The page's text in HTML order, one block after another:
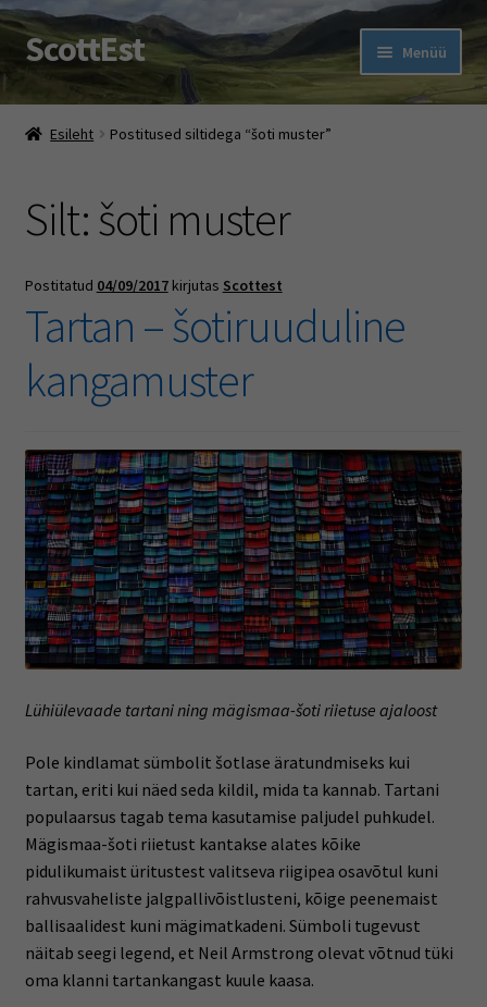
Liigu
navigeerimisele
Liigu
sisu
ScottEst Menüü
Pood
Ava
Šoti pidu
Rootsi keele kursused
Muud jutud
Firmast
Esileht Postitused siltidega “šoti muster”
Silt:šoti muster
Postitatud 04/09/2017 kirjutas Scottest
Tartan – šotiruuduline
kangamuster
Lühiülevaade tartani ning mägismaa-šoti riietuse ajaloost
Pole kindlamat sümbolit šotlase äratundmiseks kui
tartan, eriti kui näed seda kildil, mida ta kannab. Tartani
populaarsus tagab tema kasutamise paljudel puhkudel.
Mägismaa-šoti riietust kantakse alates kõike
pidulikumaist üritustest valitseva riigipea osavõtul kuni
rahvusvaheliste jalgpallivõistlusteni, kõige peenemaist
ballisaalidest kuni mägimatkadeni. Sümboli tugevust
näitab seegi legend, et Neil Armstrong olevat võtnud tüki
oma klanni tartankangast kuule kaasa.